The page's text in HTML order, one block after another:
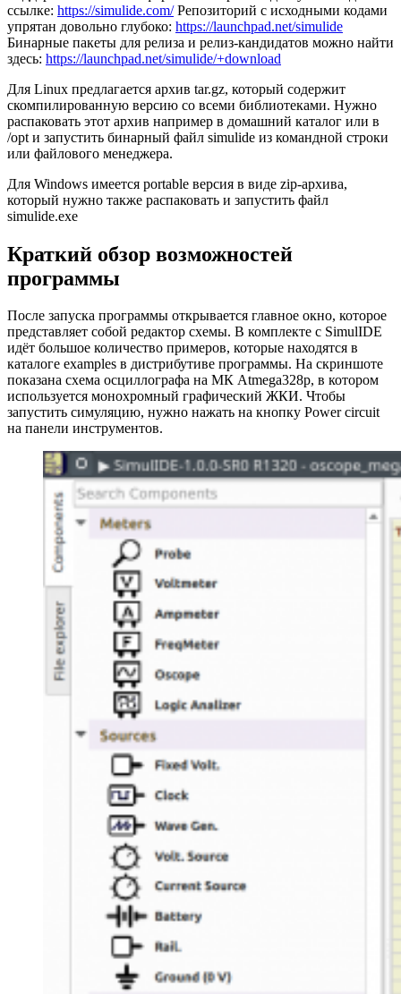
ссылке: https://simulide.com/Репозиторий с исходными кодами
упрятан довольно глубоко: https://launchpad.net/simulide
Бинарные пакеты для релиза и релиз-кандидатов можно найти
здесь: https://launchpad.net/simulide/+download
Для Linux предлагается архив tar.gz, который содержит
скомпилированную версию со всеми библиотеками. Нужно
распаковать этот архив например в домашний каталог или в
/opt и запустить бинарный файл simulide из командной строки
или файлового менеджера.
Для Windows имеется portable версия в виде zip-архива,
который нужно также распаковать и запустить файл
simulide.exe
Краткий обзор возможностей
программы
После запуска программы открывается главное окно, которое
представляет собой редактор схемы. В комплекте с SimulIDE
идёт большое количество примеров, которые находятся в
каталоге examples в дистрибутиве программы. На скриншоте
показана схема осциллографа на МК Atmega328p, в котором
используется монохромный графический ЖКИ. Чтобы
запустить симуляцию, нужно нажать на кнопку Power circuit
на панели инструментов.